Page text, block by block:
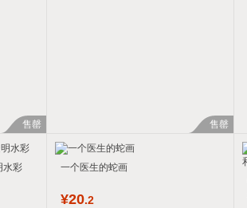
售罄 售罄
水彩 一个医生的蛇画
¥20.2